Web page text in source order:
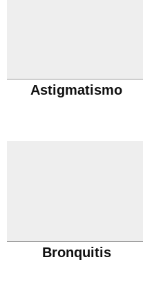
Astigmatismo
Bronquitis